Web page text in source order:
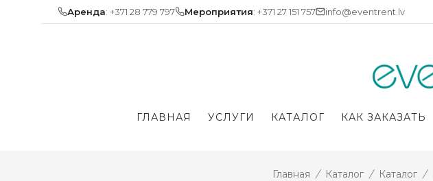
Аренда: +371 28 779 797 Мероприятия: +371 27 151 757 info@eventrent.lv
ГЛАВНАЯ УСЛУГИ КАТАЛОГ КАК ЗАКАЗАТЬ
Главная / Каталог / Каталог /